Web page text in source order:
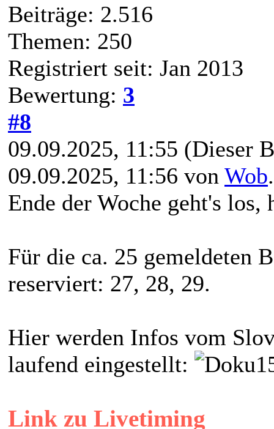
Beiträge: 2.516
Themen: 250
Registriert seit: Jan 2013
Bewertung: 3
#8
09.09.2025, 11:55 (Dieser
09.09.2025, 11:56 von Wob
Ende der Woche geht's
Für die ca. 25 gemeldeten
reserviert: 27, 28, 29.
Hier werden Infos vom
laufend eingestellt:
Link zu Livetiming